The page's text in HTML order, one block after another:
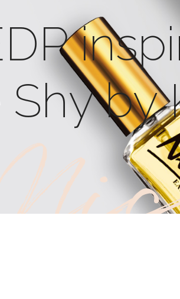
Shy by